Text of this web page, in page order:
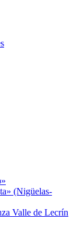
(Nigüelas-
Valle de Lecrín